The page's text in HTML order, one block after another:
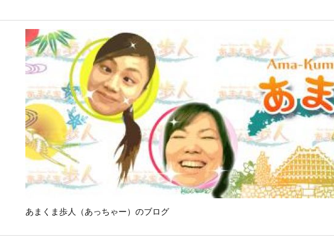
あまくま歩人（あっちゃー）のブログ